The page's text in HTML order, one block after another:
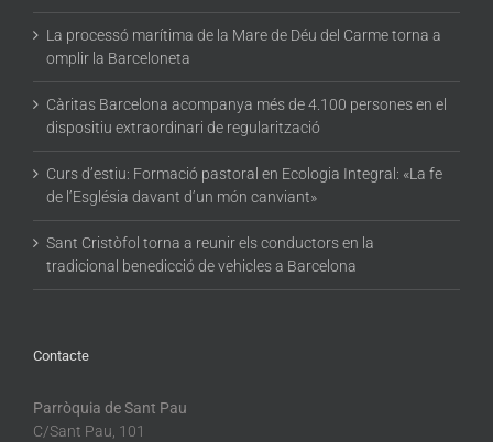
La processó marítima de la Mare de Déu del Carme torna a
omplir la Barceloneta
Càritas Barcelona acompanya més de 4.100 persones en el
dispositiu extraordinari de regularització
Curs d’estiu: Formació pastoral en Ecologia Integral: «La fe
de l’Església davant d’un món canviant»
Sant Cristòfol torna a reunir els conductors en la
tradicional benedicció de vehicles a Barcelona
Contacte
Parròquia de Sant Pau
C/Sant Pau, 101